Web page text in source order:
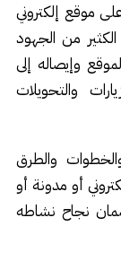
موقع إلكتروني
من الجهود
وإيصاله إلى
والتحويلات
والطرق
أو مدونة أو
نجاح نشاطه